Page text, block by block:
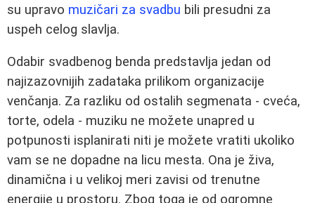
su upravo muzičari za svadbu bili presudni za
uspeh celog slavlja.
Odabir svadbenog benda predstavlja jedan od
najizazovnijih zadataka prilikom organizacije
venčanja. Za razliku od ostalih segmenata - cveća,
torte, odela - muziku ne možete unapred u
potpunosti isplanirati niti je možete vratiti ukoliko
vam se ne dopadne na licu mesta. Ona je živa,
dinamična i u velikoj meri zavisi od trenutne
energije u prostoru. Zbog toga je od ogromne